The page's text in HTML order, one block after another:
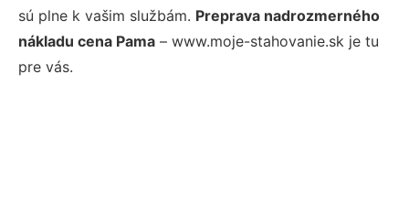
sú plne k vašim službám. Preprava nadrozmerného
nákladu cena Pama – www.moje-stahovanie.sk je tu
pre vás.